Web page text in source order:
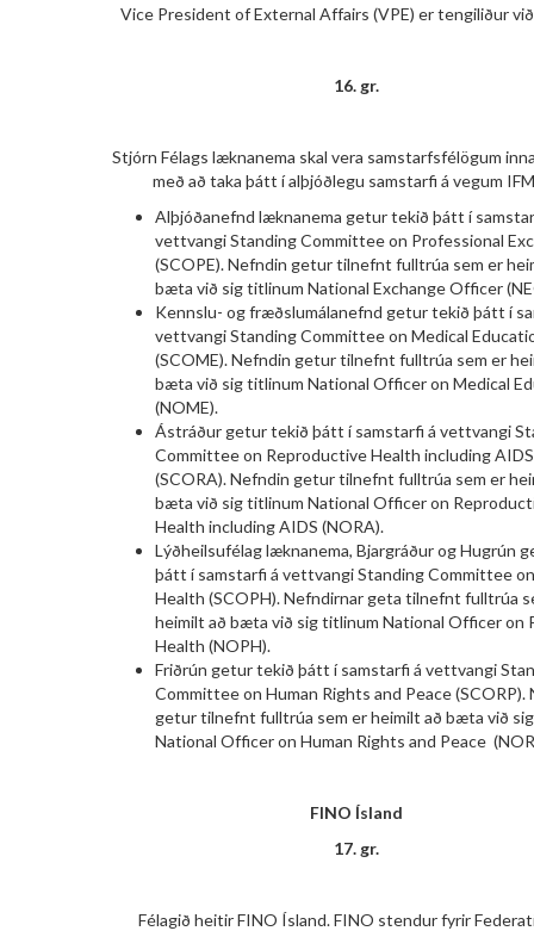
Vice President of External Affairs (VPE) er tengiliður
16. gr.
Stjórn Félags læknanema skal vera samstarfsfélögum
með að taka þátt í alþjóðlegu samstarfi á vegum
Alþjóðanefnd læknanema getur tekið þátt í
vettvangi Standing Committee on Professional
(SCOPE). Nefndin getur tilnefnt fulltrúa sem er
bæta við sig titlinum National Exchange Officer
Kennslu- og fræðslumálanefnd getur tekið þátt í
vettvangi Standing Committee on Medical
(SCOME). Nefndin getur tilnefnt fulltrúa sem er
bæta við sig titlinum National Officer on Medical
(NOME).
Ástráður getur tekið þátt í samstarfi á vettvangi
Committee on Reproductive Health including AIDS
(SCORA). Nefndin getur tilnefnt fulltrúa sem er
bæta við sig titlinum National Officer on
Health including AIDS (NORA).
Lýðheilsufélag læknanema, Bjargráður og Hugrún
þátt í samstarfi á vettvangi Standing Committee
Health (SCOPH). Nefndirnar geta tilnefnt fulltrúa
heimilt að bæta við sig titlinum National Officer on
Health (NOPH).
Friðrún getur tekið þátt í samstarfi á vettvangi
Committee on Human Rights and Peace (SCORP).
getur tilnefnt fulltrúa sem er heimilt að bæta við
National Officer on Human Rights and Peace
FINO Ísland
17. gr.
Félagið heitir FINO Ísland. FINO stendur fyrir